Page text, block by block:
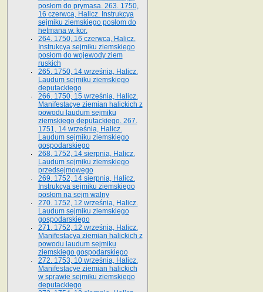
posłom do prymasa. 263. 1750,
16 czerwca, Halicz. Instrukcya
sejmiku ziemskiego posłom do
hetmana w. kor.
264. 1750, 16 czerwca, Halicz.
Instrukcya sejmiku ziemskiego
posłom do wojewody ziem
ruskich
265. 1750, 14 września, Halicz.
Laudum sejmiku ziemskiego
deputackiego
266. 1750, 15 września, Halicz.
Manifestacye ziemian halickich z
powodu laudum sejmiku
ziemskiego deputackiego. 267.
1751, 14 września, Halicz.
Laudum sejmiku ziemskiego
gospodarskiego
268. 1752, 14 sierpnia, Halicz.
Laudum sejmiku ziemskiego
przedsejmowego
269. 1752, 14 sierpnia, Halicz.
Instrukcya sejmiku ziemskiego
posłom na sejm walny
270. 1752, 12 września, Halicz.
Laudum sejmiku ziemskiego
gospodarskiego
271. 1752, 12 września, Halicz.
Manifestacya ziemian halickich z
powodu laudum sejmiku
ziemskiego gospodarskiego
272. 1753, 10 września, Halicz.
Manifestacye ziemian halickich
w sprawie sejmiku ziemskiego
deputackiego